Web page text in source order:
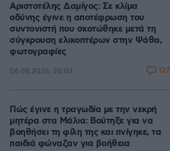
Αριστοτέλης Δαμίγος: Σε κλίμα
οδύνης έγινε η αποτέφρωση του
συντονιστή που σκοτώθηκε μετά τη
σύγκρουση ελικοπτέρων στην Ψάθα,
φωτογραφίες
06.08.2026, 20:03 127
Πώς έγινε η τραγωδία με την νεκρή
μητέρα στα Μάλια: Βούτηξε για να
βοηθήσει τη φίλη της και πνίγηκε, τα
παιδιά φώναζαν για βοήθεια